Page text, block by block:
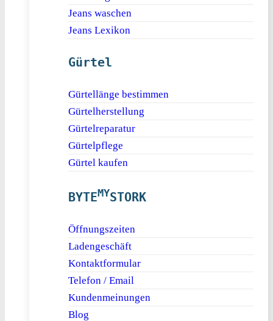
Jeans waschen
Jeans Lexikon
Gürtel
Gürtellänge bestimmen
Gürtelherstellung
Gürtelreparatur
Gürtelpflege
Gürtel kaufen
BYTEMYSTORK
Öffnungszeiten
Ladengeschäft
Kontaktformular
Telefon / Email
Kundenmeinungen
Blog